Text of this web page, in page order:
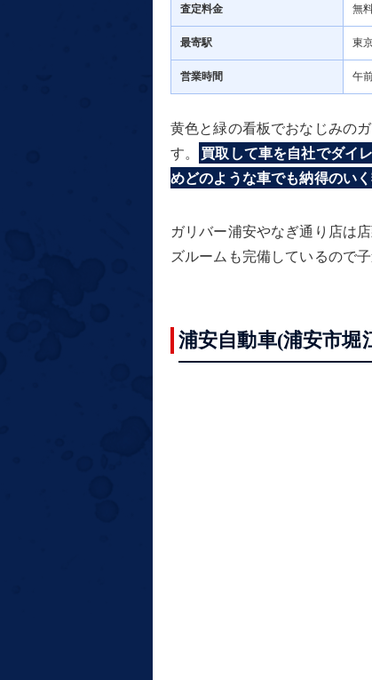
査定料金 無
最寄駅 東
営業時間 午
黄色と緑の看板でおなじみの
す。
買取して車を自社でダイ
めどのような車でも納得のい
ガリバー浦安やなぎ通り店は
ズルームも完備しているので
浦安自動車(浦安市堀